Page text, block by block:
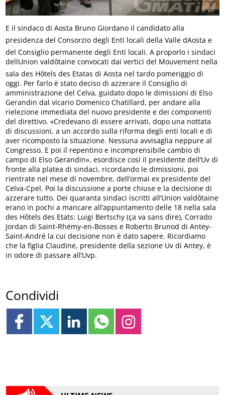
E il sindaco di Aosta Bruno Giordano il candidato alla
presidenza del Consorzio degli Enti locali della Valle dAosta e
del Consiglio permanente degli Enti locali. A proporlo i sindaci
dellUnion valdôtaine convocati dai vertici del Mouvement nella
sala des Hôtels des Etatas di Aosta nel tardo pomeriggio di
oggi. Per farlo è stato deciso di azzerare il Consiglio di
amministrazione del Celva, guidato dopo le dimissioni di Elso
Gerandin dal vicario Domenico Chatillard, per andare alla
rielezione immediata del nuovo presidente e dei componenti
del direttivo. «Credevano di essere arrivati, dopo una nottata
di discussioni, a un accordo sulla riforma degli enti locali e di
aver ricomposto la situazione. Nessuna avvisaglia neppure al
Congresso. E poi il repentino e incomprensibile cambio di
campo di Elso Gerandin», esordisce così il presidente dell’Uv di
fronte alla platea di sindaci, ricordando le dimissioni, poi
rientrate nel mese di novembre, dell’ormai ex presidente del
Celva-Cpel. Poi la discussione a porte chiuse e la decisione di
azzerare tutto. Dei quaranta sindaci iscritti all’Union valdôtaine
erano in pochi a mancare all’appuntamento delle 18 nella sala
des Hôtels des Etats: Luigi Bertschy (ça va sans dire), Corrado
Jordan di Saint-Rhémy-en-Bosses e Roberto Brunod di Antey-
Saint-André la cui decisione non è dato sapere. Ricordiamo
che la figlia Claudine, presidente della sezione Uv di Antey, è
in odore di passare all’Uvp.
Condividi